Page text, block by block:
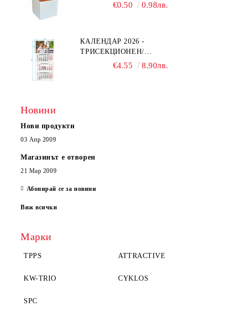
€0.50 0.98лв.
КАЛЕНДАР 2026 -
ТРИСЕКЦИОНЕН/
ЕДНОСЕКЦИОНЕН
€4.55 8.90лв.
Новини
Нови продукти
03 Апр 2009
Магазинът е отворен
21 Мар 2009
Абонирай се за новини
Виж всички
Марки
TPPS ATTRACTIVE
KW-TRIO CYKLOS
SPC